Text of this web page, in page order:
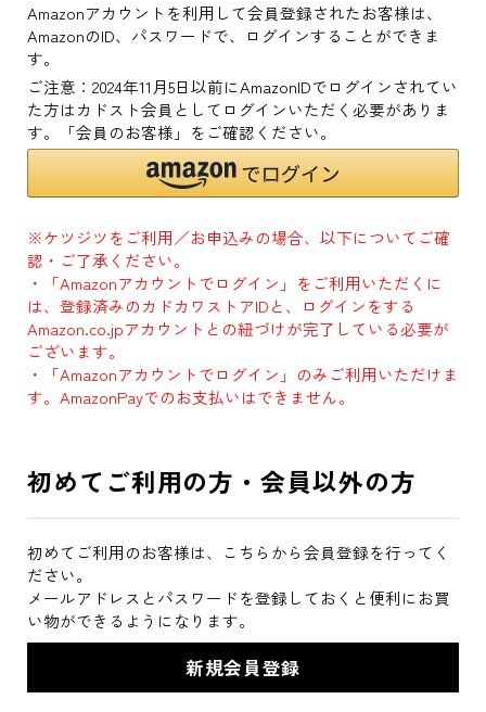
Amazonアカウントを利用して会員登録されたお客様は、
AmazonのID、パスワードで、ログインすることができま
す。
ご注意：2024年11月5日以前にAmazonIDでログインされてい
た方はカドスト会員としてログインいただく必要がありま
す。「会員のお客様」をご確認ください。
※ケツジツをご利用／お申込みの場合、以下についてご確
認・ご了承ください。
・「Amazonアカウントでログイン」をご利用いただくに
は、登録済みのカドカワストアIDと、ログインをする
Amazon.co.jpアカウントとの紐づけが完了している必要が
ございます。
・「Amazonアカウントでログイン」のみご利用いただけま
す。AmazonPayでのお支払いはできません。
初めてご利用の方・会員以外の方
初めてご利用のお客様は、こちらから会員登録を行ってく
ださい。
メールアドレスとパスワードを登録しておくと便利にお買
い物ができるようになります。